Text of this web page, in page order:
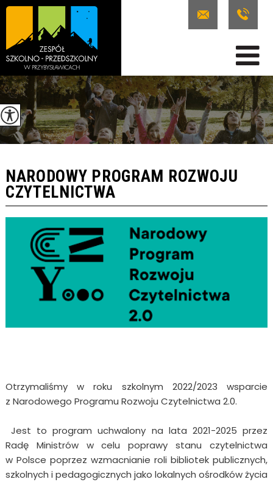
NARODOWY PROGRAM ROZWOJU
CZYTELNICTWA
Otrzymaliśmy w roku szkolnym 2022/2023 wsparcie
z Narodowego Programu Rozwoju Czytelnictwa 2.0.
Jest to program uchwalony na lata 2021-2025 przez
Radę Ministrów w celu poprawy stanu czytelnictwa
w Polsce poprzez wzmacnianie roli bibliotek publicznych,
szkolnych i pedagogicznych jako lokalnych ośrodków życia